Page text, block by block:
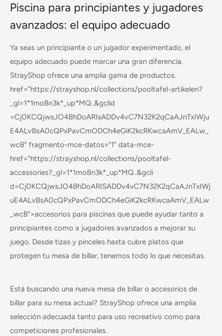
Piscina para principiantes y jugadores
avanzados: el equipo adecuado
Ya seas un principiante o un jugador experimentado, el
equipo adecuado puede marcar una gran diferencia.
StrayShop ofrece una amplia gama de productos.
href="https://strayshop.nl/collections/pooltafel-artikelen?
_gl=1*1mo8n3k*_up*MQ..&gclid
=Cj0KCQjwsJO4BhDoARIsADDv4vC7N32K2qCaAJnTxIWju
E4ALvBsA0cQPxPavCmODCh4eGiK2kcRKwcaAmV_EALw_
wcB" fragmento-mce-datos="1" data-mce-
href="https://strayshop.nl/collections/pooltafel-
accessories?_gl=1*1mo8n3k*_up*MQ..&gcli
d=Cj0KCQjwsJO4BhDoARISADDv4vC7N32K2qCaAJnTxIWj
uE4ALvBsA0cQPxPavCmODCh4eGiK2kcRKwcaAmV_EALw
_wcB">accesorios para piscinas que puede ayudar tanto a
principiantes como a jugadores avanzados a mejorar su
juego. Desde tizas y pinceles hasta cubre platos que
protegen tu mesa de billar, tenemos todo lo que necesitas.
Está buscando una nueva mesa de billar o accesorios de
billar para su mesa actual? StrayShop ofrece una amplia
selección adecuada tanto para uso recreativo como para
competiciones profesionales.